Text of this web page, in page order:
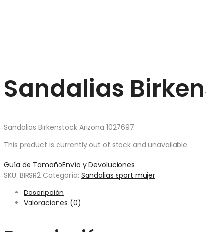
Sandalias
Sandalias Birkenstock Arizona 1027697
This product is currently out of stock and unavailable.
Guía de TamañoEnvío y Devoluciones
SKU: BIRSR2 Categoría: Sandalias sport mujer
Descripción
Valoraciones (0)